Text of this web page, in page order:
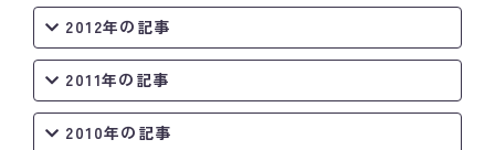
2012年の記事
2011年の記事
2010年の記事